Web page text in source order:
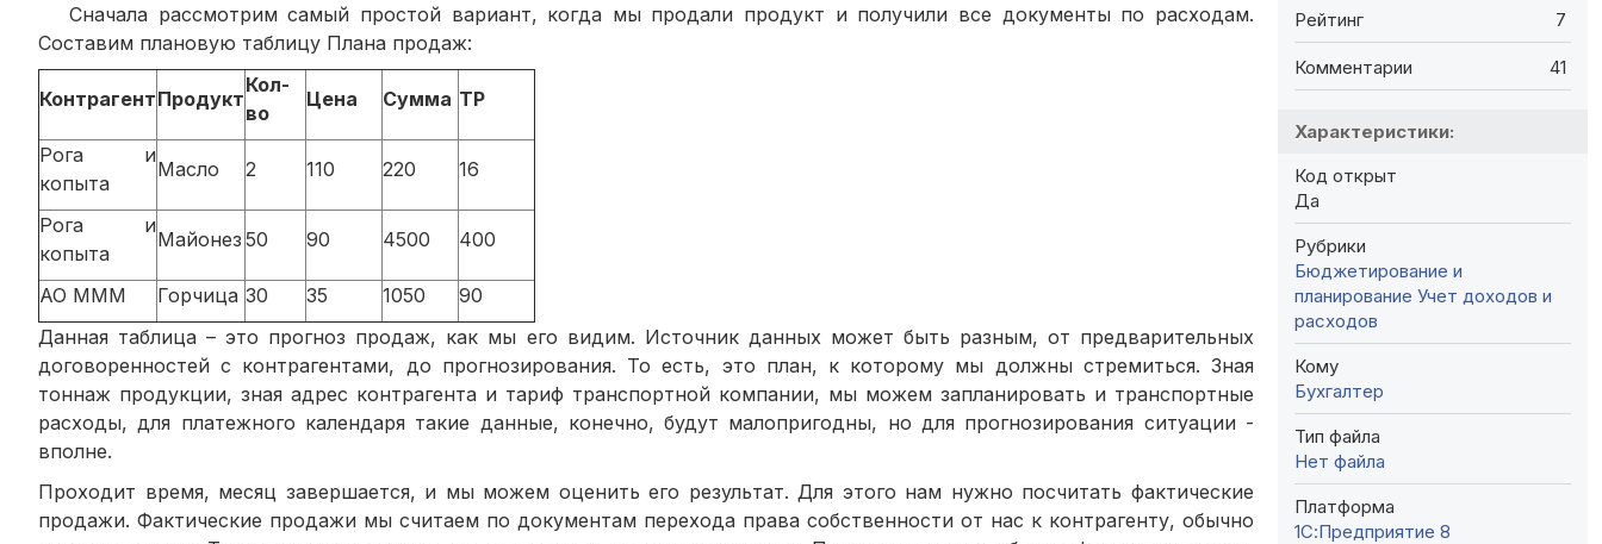
Сначала рассмотрим самый простой вариант, когда мы продали продукт и получили все документы по расходам.
Составим плановую таблицу Плана продаж:
КонтрагентПродукт
Кол-
во
Цена Сумма ТР
Рога и
копыта
Масло 2 110 220 16
Рога и
копыта
Майонез 50 90 4500 400
АО МММ Горчица 30 35 1050
90
Данная таблица – это прогноз продаж, как мы его видим. Источник данных может быть разным, от предварительных
договоренностей с контрагентами, до прогнозирования. То есть, это план, к которому мы должны стремиться. Зная
тоннаж продукции, зная адрес контрагента и тариф транспортной компании, мы можем запланировать и транспортные
расходы, для платежного календаря такие данные, конечно, будут малопригодны, но для прогнозирования ситуации -
вполне.
Проходит время, месяц завершается, и мы можем оценить его результат. Для этого нам нужно посчитать фактические
продажи. Фактические продажи мы считаем по документам перехода права собственности от нас к контрагенту, обычно
Рейтинг 7
Комментарии 41
Характеристики:
Код открыт
Да
Рубрики
Бюджетирование и
планирование Учет доходов и
расходов
Кому
Бухгалтер
Тип файла
Нет файла
Платформа
1С:Предприятие 8